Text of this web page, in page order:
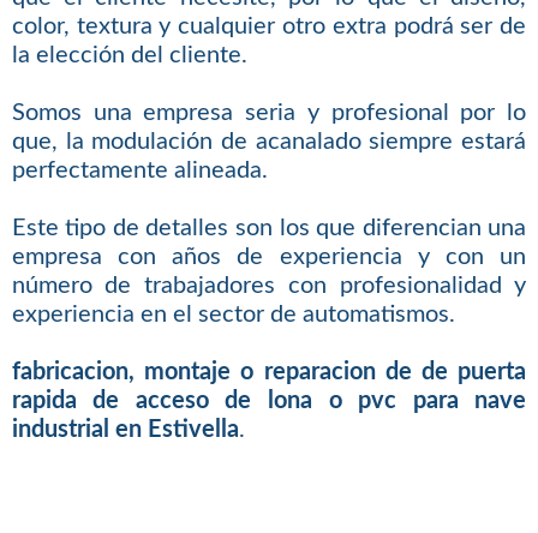
color, textura y cualquier otro extra podrá ser de
la elección del cliente.
Somos una empresa seria y profesional por lo
que, la modulación de acanalado siempre estará
perfectamente alineada.
Este tipo de detalles son los que diferencian una
empresa con años de experiencia y con un
número de trabajadores con profesionalidad y
experiencia en el sector de automatismos.
fabricacion, montaje o reparacion de de puerta
rapida de acceso de lona o pvc para nave
industrial en Estivella.